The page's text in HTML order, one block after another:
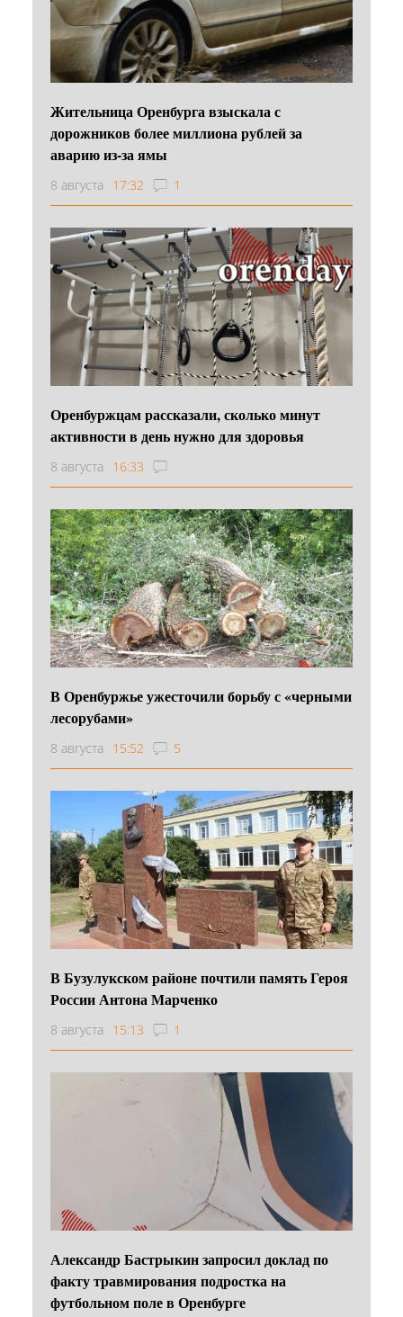
Жительница Оренбурга взыскала с
дорожников более миллиона рублей за
аварию из-за ямы
8 августа 17:32 1
Оренбуржцам рассказали, сколько минут
активности в день нужно для здоровья
8 августа 16:33
В Оренбуржье ужесточили борьбу с «черными
лесорубами»
8 августа 15:52 5
В Бузулукском районе почтили память Героя
России Антона Марченко
8 августа 15:13 1
Александр Бастрыкин запросил доклад по
факту травмирования подростка на
футбольном поле в Оренбурге